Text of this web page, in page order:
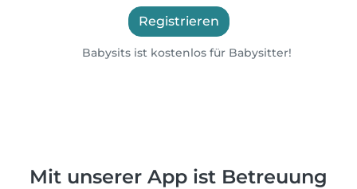
Registrieren
Babysits ist kostenlos für Babysitter!
Mit unserer App ist Betreuung